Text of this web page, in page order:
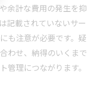
余計な費用の発生を抑
記載されていないサー
も注意が必要です。疑
わせ、納得のいくまで
管理につながります。